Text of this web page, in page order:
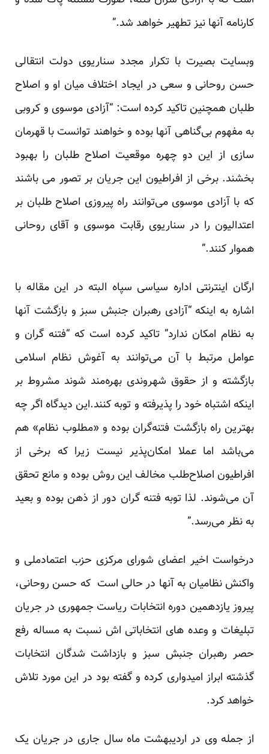
کارنامه آنها نیز تطهیر خواهد شد.”
وبسایت بصیرت با تکرار مجدد سناریوی دولت انتقالی
حسن روحانی و سعی در ایجاد اختلاف میان او و اصلاح
طلبان همچنین تاکید کرده است: “آزادی موسوی و کروبی
به مفهوم بی‌گناهی آنها بوده و خواهند توانست با قهرمان
سازی از این دو چهره موقعیت اصلاح طلبان را بهبود
بخشند. برخی از افراطیون این جریان بر تصور می باشند
که با آزادی موسوی می‌توانند راه پیروزی اصلاح طلبان بر
اعتدالیون را در سناریوی رقابت موسوی و آقای روحانی
هموار کنند.”
ارگان اینترنتی اداره سیاسی سپاه البته در این مقاله با
اشاره به اینکه “آزادی رهبران جنبش سبز و بازگشت آنها
به نظام امکان ندارد” تاکید کرده است که “فتنه گران و
عوامل مرتبط با آن می‌توانند به آغوش نظام اسلامی
بازگشته و از حقوق شهروندی بهره‌مند شوند مشروط بر
اینکه اشتباه خود را پذیرفته و توبه کنند.این دیدگاه اگر چه
بهترین راه بازگشت فتنه‌گران بوده و «مطلوب نظام» هم
می‌باشد اما عملا امکان‌پذیر نیست زیرا که برخی از
افراطیون اصلاح‌طلب مخالف این روش بوده و مانع تحقق
آن می‌شوند. لذا توبه فتنه گران دور از ذهن بوده و بعید
به نظر می‌رسد.”
درخواست اخیر اعضای شورای مرکزی حزب اعتمادملی و
واکنش نظامیان به آنها در حالی است که حسن روحانی،
پیروز یازدهمین دوره انتخابات ریاست جمهوری در جریان
تبلیغات و وعده های انتخاباتی اش نسبت به مساله رفع
حصر رهبران جنبش سبز و بازداشت شدگان انتخابات
گذشته ابراز امیدواری کرده و گفته بود در این مورد تلاش
خواهد کرد.
از جمله وی در اردیبهشت ماه سال جاری در جریان یک